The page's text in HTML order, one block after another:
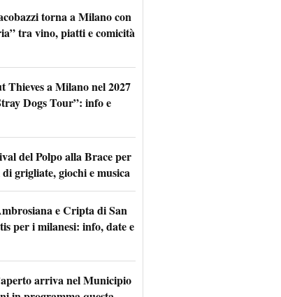
torna a Milano con
tra vino, piatti e comicità
Thieves a Milano nel 2027
Dogs Tour”: info e
del Polpo alla Brace per
grigliate, giochi e musica
e Cripta di San
per i milanesi: info, date e
arriva nel Municipio